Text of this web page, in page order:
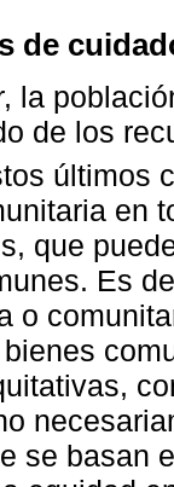
de
la
de los
últimos
en
que
Es
o
se basan